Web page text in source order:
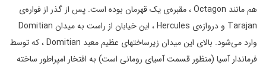
هم مانند Octagon ، مقبره‌ی یک قهرمان بوده است. پس از گذر از فواره‌ی
Tarajan و دروازه‌ی Hercules ، این خیابان از راست به میدان Domitian
وارد می‌شود. بالای این میدان زیرساختهای عظیم معبد Domitian ، که توسط
فرماندار آسیا (منظور قسمت آسیای رومانی است) به افتخار امپراطور ساخته